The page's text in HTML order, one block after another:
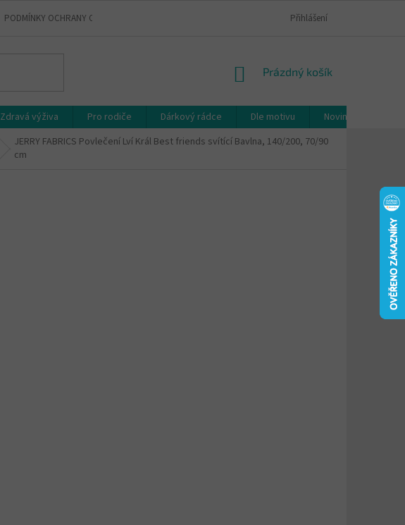
PODMÍNKY OCHRANY OSOBNÍCH ÚDAJŮ VRÁCENÍ A REKLAMACE ZBOŽÍPřihlášení
NÁKUPNÍ
Prázdný košík
Zdravá výživa Pro rodiče Dárkový rádce Dle motivu Novinky
JERRY FABRICS Povlečení Lví Král Best friends svítící Bavlna, 140/200, 70/90
cm